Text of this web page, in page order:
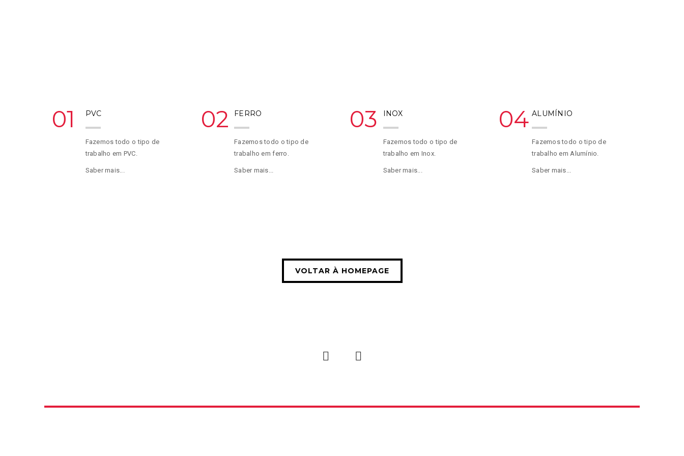
01 PVC
Fazemos todo o tipo de
trabalho em PVC.
Saber mais...
02 FERRO
Fazemos todo o tipo de
trabalho em ferro.
Saber mais...
03 INOX
Fazemos todo o tipo de
trabalho em Inox.
Saber mais...
04 ALUMÍNIO
Fazemos todo o tipo de
trabalho em Alumínio.
Saber mais...
VOLTAR À HOMEPAGE